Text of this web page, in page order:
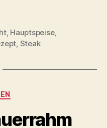
, Hauptspeise,
, Steak